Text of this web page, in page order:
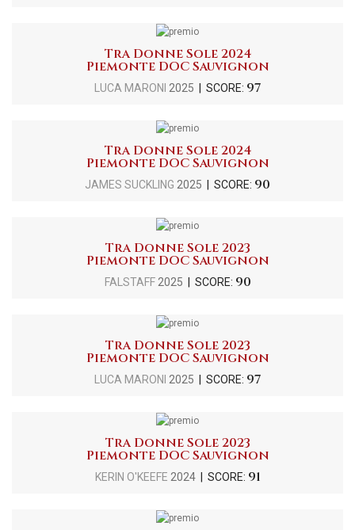
Tra Donne Sole 2024
Piemonte DOC Sauvignon
LUCA MARONI 2025 | SCORE: 97
Tra Donne Sole 2024
Piemonte DOC Sauvignon
JAMES SUCKLING 2025 | SCORE: 90
Tra Donne Sole 2023
Piemonte DOC Sauvignon
FALSTAFF2025 | SCORE: 90
Tra Donne Sole 2023
Piemonte DOC Sauvignon
LUCA MARONI 2025 | SCORE: 97
Tra Donne Sole 2023
Piemonte DOC Sauvignon
KERIN O'KEEFE 2024| SCORE: 91